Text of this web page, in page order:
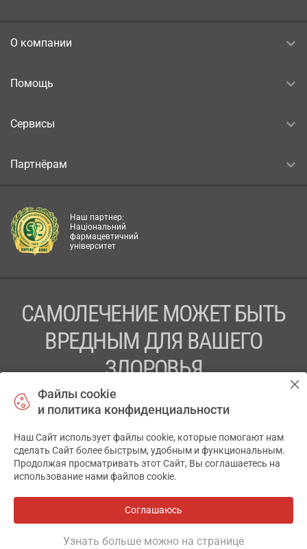
О компании
Помощь
Сервисы
Партнёрам
Наш партнер:
Національний
фармацевтичний
університет
САМОЛЕЧЕНИЕ МОЖЕТ БЫТЬ
ВРЕДНЫМ ДЛЯ ВАШЕГО
ЗДОРОВЬЯ
ПЕРЕД ПРИМЕНЕНИЕМ ПРЕПАРАТА
ПРОКОНСУЛЬТИРУЙТЕСЬ С ВРАЧОМ
ТОВ «АПТЕКА 911.ЮА» Код ЄДРПОУ 43631965.
Отказ от ответственности
АПТЕКА911.ЮА
Файлы cookie
и политика конфиденциальности
Наш Сайт использует файлы cookie, которые помогают нам
сделать Сайт более быстрым, удобным и функциональным.
Продолжая просматривать этот Сайт, Вы соглашаетесь на
использование нами файлов cookie.
Соглашаюсь
Узнать больше можно на странице
✕